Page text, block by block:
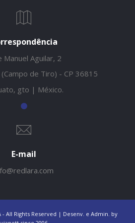
Manuel Aguilar, 2
(Campo de Tiro) - CP 36815
gto | México.
E-mail
- All Rights Reserved | Desenv. e Admin. by